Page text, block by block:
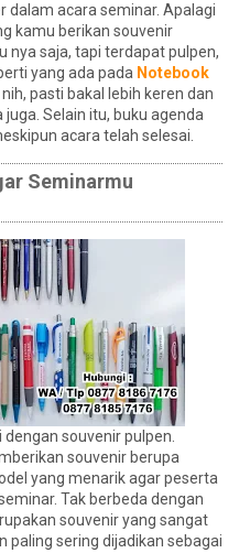
dalam acara seminar. Apalagi
kamu berikan souvenir
nya saja, tapi terdapat pulpen,
yang ada pada Notebook
nih, pasti bakal lebih keren dan
Selain itu, buku agenda
acara telah selesai.
Seminarmu
dengan souvenir pulpen.
souvenir berupa
yang menarik agar peserta
Tak berbeda dengan
souvenir yang sangat
paling sering dijadikan sebagai